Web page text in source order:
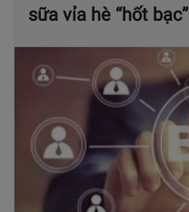
sữa vỉa hè “hốt bạc”